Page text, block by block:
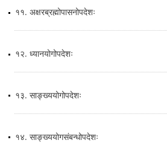
११. अक्षरब्रह्मोपासनोपदेशः
१२. ध्यानयोगोपदेशः
१३. साङ्ख्ययोगोपदेशः
१४. साङ्ख्ययोगसंबन्धोपदेशः